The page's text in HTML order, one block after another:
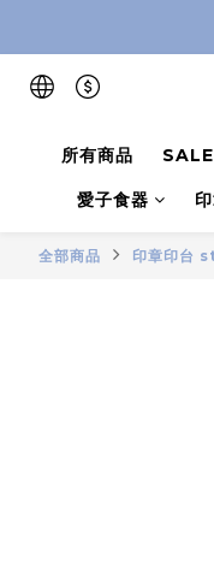
所有商品
愛子食器
全部商品 印章印台